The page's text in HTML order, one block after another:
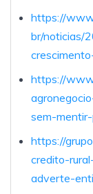
https://
br/noticias/
https://
sem-
https://
credito-
adverte-